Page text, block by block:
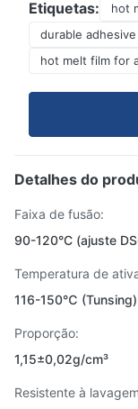
Etiquetas:
hot
durable
hot melt film for
Detalhes do
Faixa de fusão:
90-120°C (ajuste
Temperatura de
116-150℃ (Tunsing)
Proporção:
1,15±0,02g/cm³
Resistente à